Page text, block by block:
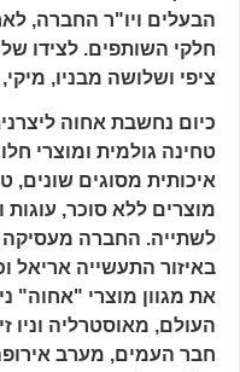
הבעלים ויו"ר החברה,
חלקי השותפים. לצידו
ציפי ושלושה מבניו, מיקי,
כיום נחשבת אחוה
טחינה גולמית ומוצרי
איכותית מסוגים שונים,
מוצרים ללא סוכר, עוגות
את מגוון מוצרי "אחוה"
העולם, מאוסטרליה וניו
חבר העמים, מערב